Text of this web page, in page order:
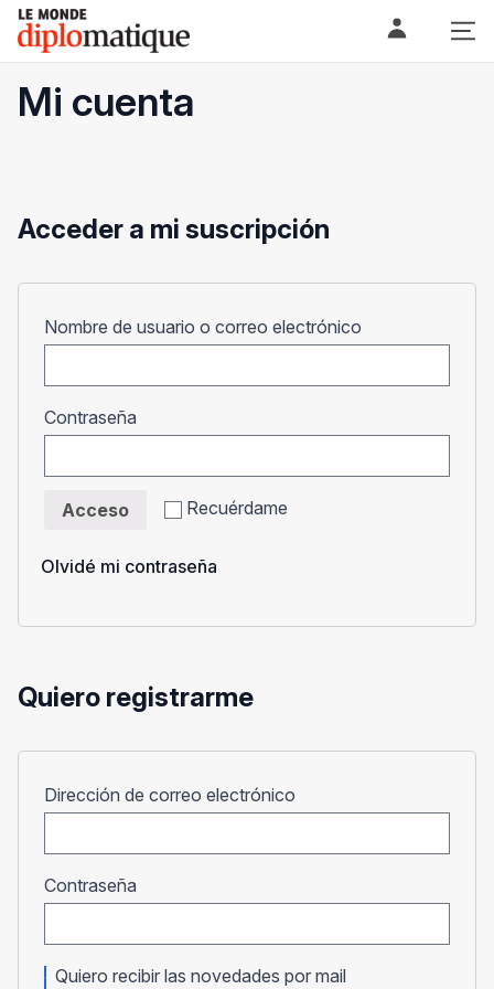
Skip
content
Le monde diplomatique
Mi cuenta
Acceder a mi suscripción
Nombre de usuario o correo electrónico
Contraseña
Recuérdame
Acceso
Olvidé mi contraseña
Quiero registrarme
Dirección de correo electrónico
Contraseña
Quiero recibir las novedades por mail